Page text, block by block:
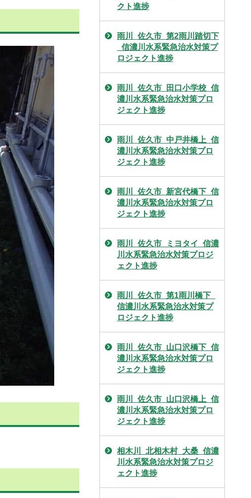
クト進捗
雨川_佐久市_第2雨川踏切下
_信濃川水系緊急治水対策プ
ロジェクト進捗
雨川_佐久市_田口小学校_信
濃川水系緊急治水対策プロ
ジェクト進捗
雨川_佐久市_中戸井橋上_信
濃川水系緊急治水対策プロ
ジェクト進捗
雨川_佐久市_新宮代橋下_信
濃川水系緊急治水対策プロ
ジェクト進捗
雨川_佐久市_ミヨタイ_信濃
川水系緊急治水対策プロジ
ェクト進捗
雨川_佐久市_第1雨川橋下_
信濃川水系緊急治水対策プ
ロジェクト進捗
雨川_佐久市_山口沢橋下_信
濃川水系緊急治水対策プロ
ジェクト進捗
雨川_佐久市_山口沢橋上_信
濃川水系緊急治水対策プロ
ジェクト進捗
相木川_北相木村_大桑_信濃
川水系緊急治水対策プロジ
ェクト進捗